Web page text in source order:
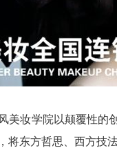
美妆学院以颠覆性的
将东方哲思、西方技